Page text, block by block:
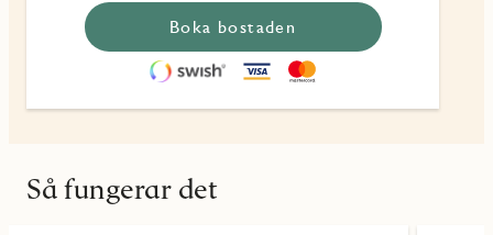
Boka bostaden
Så fungerar det